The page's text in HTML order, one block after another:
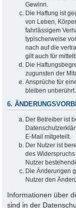
Gewinn.
Die Haftung ist
von Leben,
fahrlässigem
typischerweise
nach auf die
gilt auch für
Die
zugunsten der
Ansprüche für
bleiben unberührt.
6.
Der Betreiber ist
E-Mail mitgeteilt.
Der Nutzer ist
des
Nutzer
Die Änderungen
Nutzer den
Informationen über
sind in der